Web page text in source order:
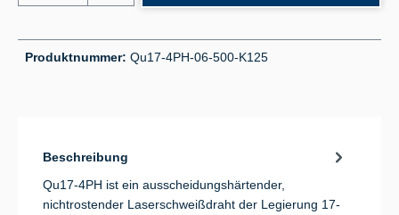
Produktnummer: Qu17-4PH-06-500-K125
Beschreibung
Qu17-4PH ist ein ausscheidungshärtender,
nichtrostender Laserschweißdraht der Legierung 17-